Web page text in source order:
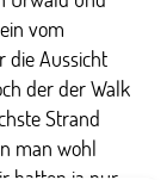
vom
die Aussicht
der der Walk
Strand
man wohl